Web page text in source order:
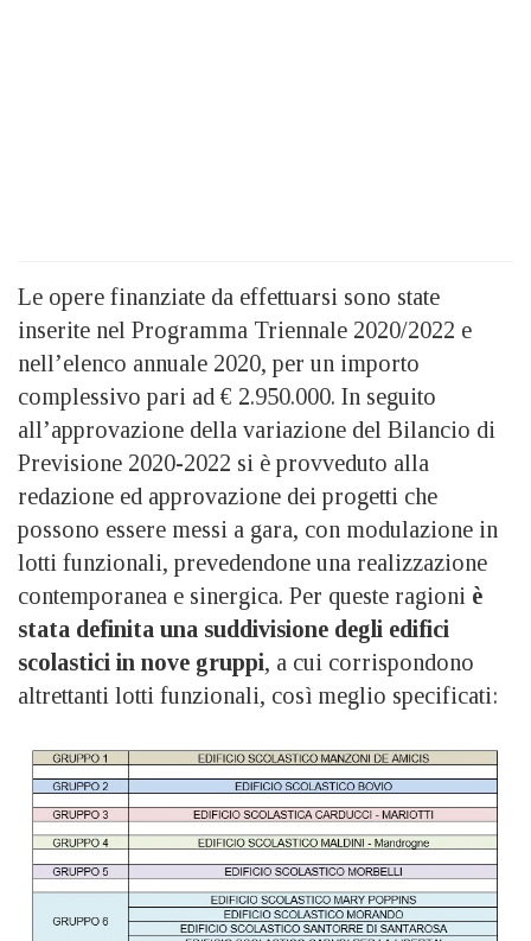
Le opere finanziate da effettuarsi sono state
inserite nel Programma Triennale 2020/2022 e
nell’elenco annuale 2020, per un importo
complessivo pari ad € 2.950.000. In seguito
all’approvazione della variazione del Bilancio di
Previsione 2020-2022 si è provveduto alla
redazione ed approvazione dei progetti che
possono essere messi a gara, con modulazione in
lotti funzionali, prevedendone una realizzazione
contemporanea e sinergica. Per queste ragioni è
stata definita una suddivisione degli edifici
scolastici in nove gruppi, a cui corrispondono
altrettanti lotti funzionali, così meglio specificati: